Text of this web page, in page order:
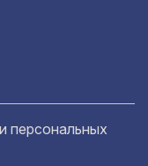
персональных